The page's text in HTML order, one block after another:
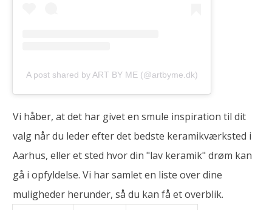
A post shared by ART BY ME (@artbyme.dk)
Vi håber, at det har givet en smule inspiration til dit
valg når du leder efter det bedste keramikværksted i
Aarhus, eller et sted hvor din "lav keramik" drøm kan
gå i opfyldelse. Vi har samlet en liste over dine
muligheder herunder, så du kan få et overblik.